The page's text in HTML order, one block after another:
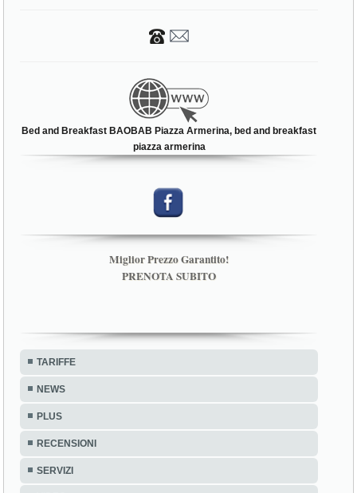
Bed and Breakfast BAOBAB Piazza Armerina, bed and breakfast
piazza armerina
Miglior Prezzo Garantito!
TARIFFE
NEWS
PLUS
RECENSIONI
SERVIZI
VIDEO